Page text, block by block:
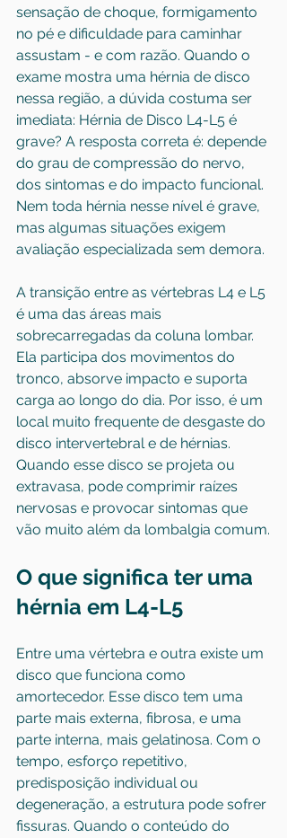
sensação de choque, formigamento
no pé e dificuldade para caminhar
assustam - e com razão. Quando o
exame mostra uma hérnia de disco
nessa região, a dúvida costuma ser
imediata: Hérnia de Disco L4-L5 é
grave? A resposta correta é: depende
do grau de compressão do nervo,
dos sintomas e do impacto funcional.
Nem toda hérnia nesse nível é grave,
mas algumas situações exigem
avaliação especializada sem demora.
A transição entre as vértebras L4 e L5
é uma das áreas mais
sobrecarregadas da coluna lombar.
Ela participa dos movimentos do
tronco, absorve impacto e suporta
carga ao longo do dia. Por isso, é um
local muito frequente de desgaste do
disco intervertebral e de hérnias.
Quando esse disco se projeta ou
extravasa, pode comprimir raízes
nervosas e provocar sintomas que
vão muito além da lombalgia comum.
O que significa ter uma
hérnia em L4-L5
Entre uma vértebra e outra existe um
disco que funciona como
amortecedor. Esse disco tem uma
parte mais externa, fibrosa, e uma
parte interna, mais gelatinosa. Com o
tempo, esforço repetitivo,
predisposição individual ou
degeneração, a estrutura pode sofrer
fissuras. Quando o conteúdo do